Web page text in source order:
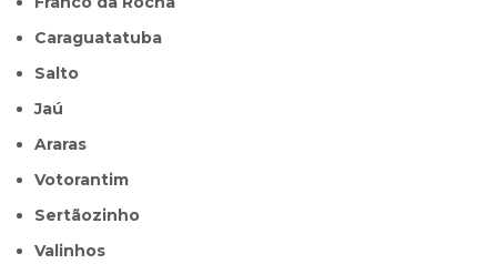
Caraguatatuba
Salto
Jaú
Araras
Votorantim
Sertãozinho
Valinhos